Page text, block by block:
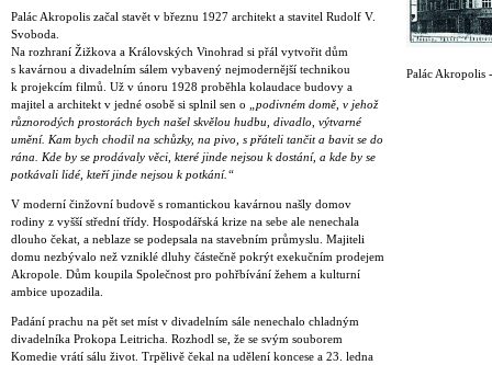
Palác Akropolis začal stavět v březnu 1927 architekt a stavitel Rudolf V.
Svoboda.
Na rozhraní Žižkova a Královských Vinohrad si přál vytvořit dům
s kavárnou a divadelním sálem vybavený nejmodernější technikou
k projekcím filmů. Už v únoru 1928 proběhla kolaudace budovy a
majitel a architekt v jedné osobě si splnil sen o
„podivném domě, v jehož
různorodých prostorách bych našel skvělou hudbu, divadlo, výtvarné
umění. Kam bych chodil na schůzky, na pivo, s přáteli tančit a bavit se do
rána. Kde by se prodávaly věci, které jinde nejsou k dostání, a kde by se
potkávali lidé, kteří jinde nejsou k potkání.“
V moderní činžovní budově s romantickou kavárnou našly domov
rodiny z vyšší střední třídy. Hospodářská krize na sebe ale nenechala
dlouho čekat, a neblaze se podepsala na stavebním průmyslu. Majiteli
domu nezbývalo než vzniklé dluhy částečně pokrýt exekučním prodejem
Akropole. Dům koupila Společnost pro pohřbívání žehem a kulturní
ambice upozadila.
Padání prachu na pět set míst v divadelním sále nenechalo chladným
divadelníka Prokopa Leitricha. Rozhodl se, že se svým souborem
Komedie vrátí sálu život. Trpělivě čekal na udělení koncese a 23. ledna
Palác Akropolis